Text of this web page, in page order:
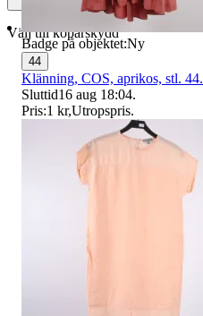
Välj till köparskydd
Badge på objektet:Ny
44
Klänning, COS, aprikos, stl. 44.
Sluttid16 aug 18:04.
Pris:1 kr,Utropspris.